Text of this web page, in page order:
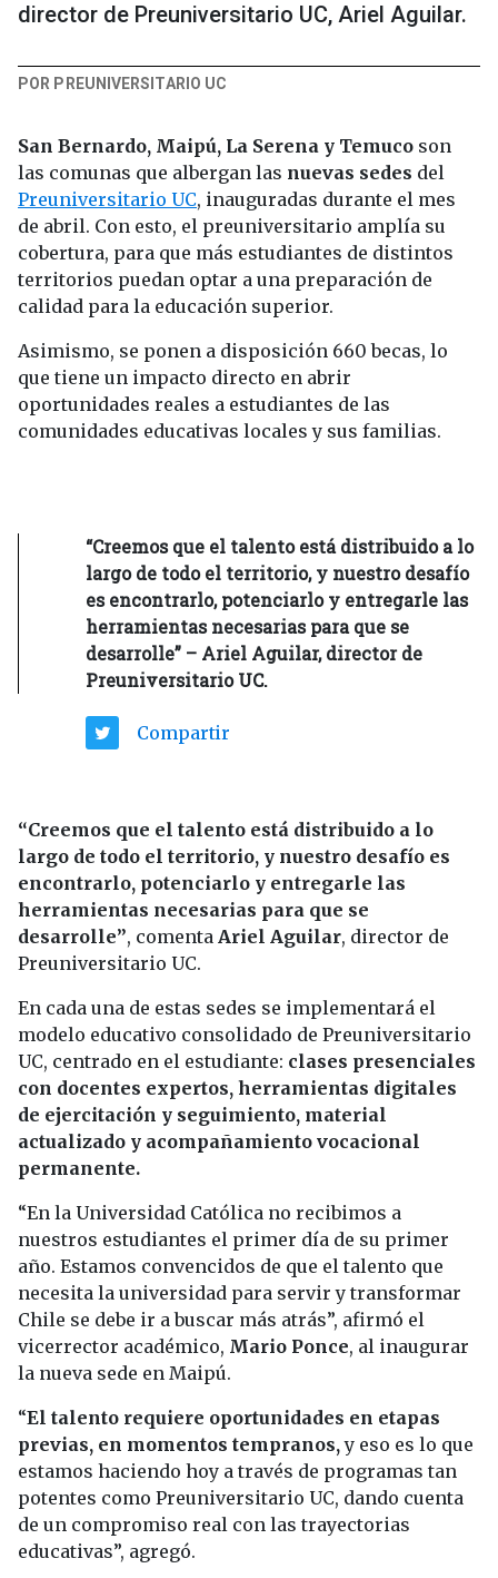
director de Preuniversitario UC, Ariel Aguilar.
POR PREUNIVERSITARIO UC
San Bernardo, Maipú, La Serena y Temuco son
las comunas que albergan las nuevas sedes del
Preuniversitario UC, inauguradas durante el mes
de abril. Con esto, el preuniversitario amplía su
cobertura, para que más estudiantes de distintos
territorios puedan optar a una preparación de
calidad para la educación superior.
Asimismo, se ponen a disposición 660 becas, lo
que tiene un impacto directo en abrir
oportunidades reales a estudiantes de las
comunidades educativas locales y sus familias.
“Creemos que el talento está distribuido a lo
largo de todo el territorio, y nuestro desafío
es encontrarlo, potenciarlo y entregarle las
herramientas necesarias para que se
desarrolle” – Ariel Aguilar, director de
Preuniversitario UC.
Compartir
“Creemos que el talento está distribuido a lo
largo de todo el territorio, y nuestro desafío es
encontrarlo, potenciarlo y entregarle las
herramientas necesarias para que se
desarrolle”, comenta Ariel Aguilar, director de
Preuniversitario UC.
En cada una de estas sedes se implementará el
modelo educativo consolidado de Preuniversitario
UC, centrado en el estudiante: clases presenciales
con docentes expertos, herramientas digitales
de ejercitación y seguimiento, material
actualizado y acompañamiento vocacional
permanente.
“En la Universidad Católica no recibimos a
nuestros estudiantes el primer día de su primer
año. Estamos convencidos de que el talento que
necesita la universidad para servir y transformar
Chile se debe ir a buscar más atrás”, afirmó el
vicerrector académico, Mario Ponce, al inaugurar
la nueva sede en Maipú.
“El talento requiere oportunidades en etapas
previas, en momentos tempranos,y eso es lo que
estamos haciendo hoy a través de programas tan
potentes como Preuniversitario UC, dando cuenta
de un compromiso real con las trayectorias
educativas”, agregó.